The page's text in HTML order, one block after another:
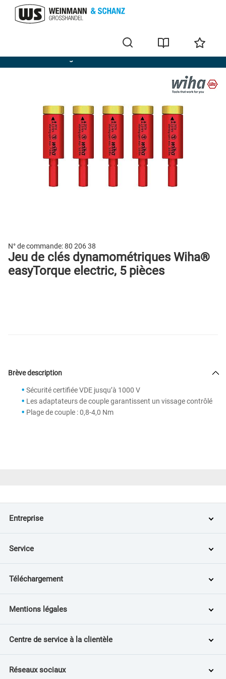
wiha: Kits d'outillage et mallettes
N° de commande:80 206 38
Jeu de clés dynamométriques Wiha®
easyTorque electric, 5 pièces
Brève description
Sécurité certifiée VDE jusqu’à 1000 V
Les adaptateurs de couple garantissent un vissage contrôlé
Plage de couple : 0,8-4,0 Nm
Entreprise
Service
Téléchargement
Mentions légales
Centre de service à la clientèle
Réseaux sociaux